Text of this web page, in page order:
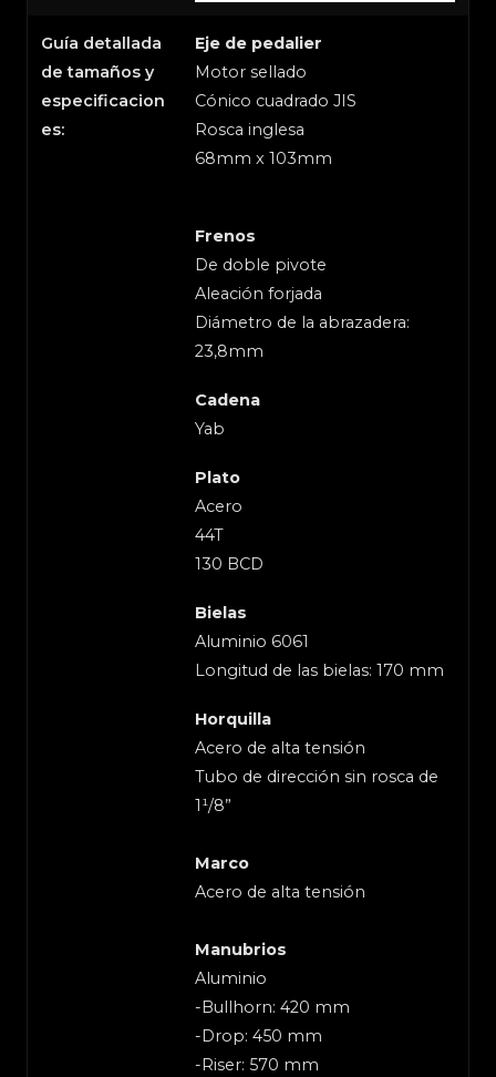
Guía detallada
de tamaños y
especificacion
es:
Eje de pedalier
Motor sellado
Cónico cuadrado JIS
Rosca inglesa
68mm x 103mm
Frenos
De doble pivote
Aleación forjada
Diámetro de la abrazadera:
23,8mm
Cadena
Yab
Plato
Acero
44T
130 BCD
Bielas
Aluminio 6061
Longitud de las bielas: 170 mm
Horquilla
Acero de alta tensión
Tubo de dirección sin rosca de
1¹/8”
Marco
Acero de alta tensión
Manubrios
Aluminio
-Bullhorn: 420 mm
-Drop: 450 mm
-Riser: 570 mm